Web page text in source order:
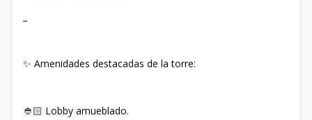
✨ Amenidades destacadas de la torre:
👲🏻 Lobby amueblado.